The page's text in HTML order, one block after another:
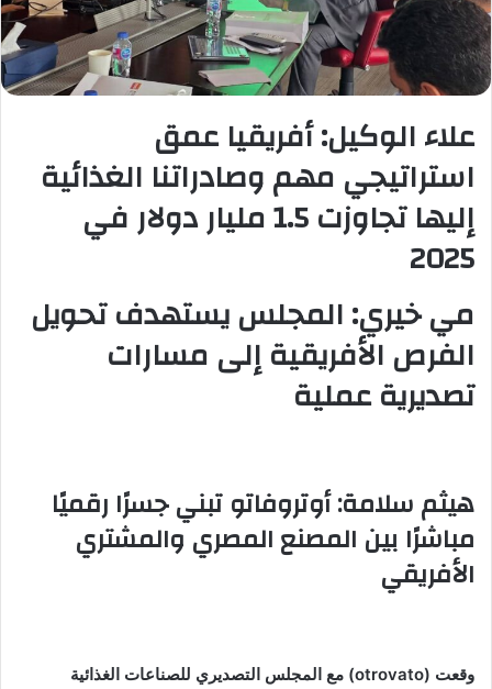
علاء الوكيل: أفريقيا عمق
استراتيجي مهم وصادراتنا الغذائية
إليها تجاوزت 1.5 مليار دولار في
2025
مي خيري: المجلس يستهدف تحويل
الفرص الأفريقية إلى مسارات
تصديرية عملية
هيثم سلامة: أوتروفاتو تبني جسرًا رقميًا
مباشرًا بين المصنع المصري والمشتري
الأفريقي
وقعت (otrovato) مع المجلس التصديري للصناعات الغذائية